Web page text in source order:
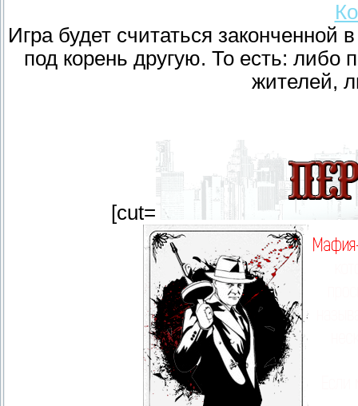
Игра будет считаться законченной
под корень другую. То есть:
жителей,
[cut=